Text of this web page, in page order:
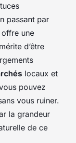
passant par
offre une
d’être
locaux et
pouvez
vous ruiner.
la grandeur
de ce